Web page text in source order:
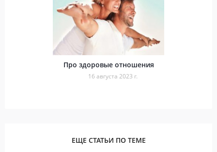
Про здоровые отношения
16 августа 2023 г.
ЕЩЕ СТАТЬИ ПО ТЕМЕ